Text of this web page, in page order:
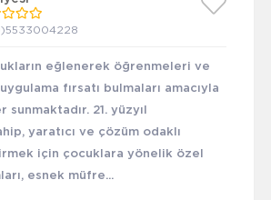
eğlenerek öğrenmeleri ve
fırsatı bulmaları amacıyla
21. yüzyıl
yaratıcı ve çözüm odaklı
için çocuklara yönelik özel
esnek müfre...